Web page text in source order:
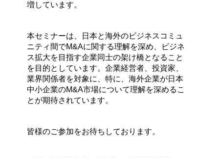
増しています。
本セミナーは、日本と海外のビジネスコミュ
ニティ間でM&Aに関する理解を深め、ビジネ
ス拡大を目指す企業同士の架け橋となること
を目的としています。企業経営者、投資家、
業界関係者を対象に、特に、海外企業が日本
中小企業のM&A市場について理解を深めるこ
とが期待されています。
皆様のご参加をお待ちしております。